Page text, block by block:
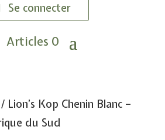
Se connecter
Articles 0
Lion’s Kop Chenin Blanc –
du Sud